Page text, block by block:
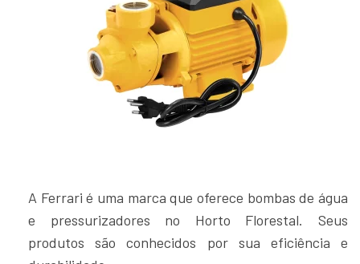
A Ferrari é uma marca que oferece bombas de água
e pressurizadores no Horto Florestal. Seus
produtos são conhecidos por sua eficiência e